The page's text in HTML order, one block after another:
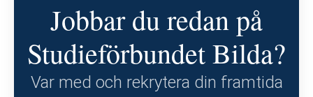
Jobbar du redan på
Studieförbundet Bilda?
Var med och rekrytera din framtida